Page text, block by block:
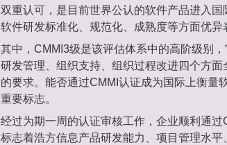
双重认可，是目前世界公认的软件产品进入
软件研发标准化、规范化、成熟度等方面优异
其中，CMMI3级是该评估体系中的高阶级别，
研发管理、组织支持、组织过程改进四个方
的要求。能否通过CMMI认证成为国际上衡量
重要标志。
经过为期一周的认证审核工作，企业顺利通过
标志着浩方信息产品研发能力、项目管理水